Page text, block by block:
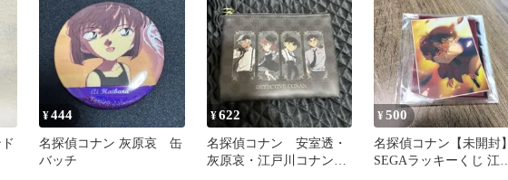
¥444
名探偵コナン 灰原哀 缶
バッチ
¥622
名探偵コナン 安室透・
灰原哀・江戸川コナン・
¥500
名探偵コナン【未開封】
SEGAラッキーくじ 江戸